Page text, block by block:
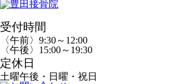
受付時間
〈午前〉9:30～12:00
〈午後〉15:00～19:30
定休日
土曜午後・日曜・祝日